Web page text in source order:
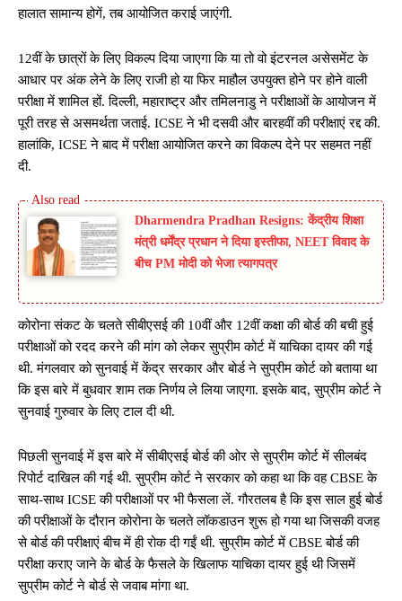
हालात सामान्य होगें, तब आयोजित कराई जाएंगी.
12वीं के छात्रों के लिए विकल्प दिया जाएगा कि या तो वो इंटरनल असेसमेंट के
आधार पर अंक लेने के लिए राजी हो या फिर माहौल उपयुक्त होने पर होने वाली
परीक्षा में शामिल होंं. दिल्ली, महाराष्ट्र और तमिलनाडु ने परीक्षाओं के आयोजन में
पूरी तरह से असमर्थता जताई. ICSE ने भी दसवी और बारहवीं की परीक्षाएं रद्द की.
हालांकि, ICSE ने बाद में परीक्षा आयोजित करने का विकल्प देने पर सहमत नहीं
दी.
Dharmendra Pradhan Resigns: केंद्रीय शिक्षा
मंत्री धर्मेंद्र प्रधान ने दिया इस्तीफा, NEET विवाद के
बीच PM मोदी को भेजा त्यागपत्र
कोरोना संकट के चलते सीबीएसई की 10वीं और 12वीं कक्षा की बोर्ड की बची हुई
परीक्षाओं को रदद करने की मांग को लेकर सुप्रीम कोर्ट में याचिका दायर की गई
थी. मंगलवार को सुनवाई में केंद्र सरकार और बोर्ड ने सुप्रीम कोर्ट को बताया था
कि इस बारे में बुधवार शाम तक निर्णय ले लिया जाएगा. इसके बाद, सुप्रीम कोर्ट ने
सुनवाई गुरुवार के लिए टाल दी थी.
पिछली सुनवाई में इस बारे में सीबीएसई बोर्ड की ओर से सुप्रीम कोर्ट में सीलबंद
रिपोर्ट दाखिल की गई थी. सुप्रीम कोर्ट ने सरकार को कहा था कि वह CBSE के
साथ-साथ ICSE की परीक्षाओं पर भी फैसला लें. गौरतलब है कि इस साल हुई बोर्ड
की परीक्षाओं के दौरान कोरोना के चलते लॉकडाउन शुरू हो गया था जिसकी वजह
से बोर्ड की परीक्षाएं बीच में ही रोक दी गईं थी. सुप्रीम कोर्ट में CBSE बोर्ड की
परीक्षा कराए जाने के बोर्ड के फैसले के खिलाफ याचिका दायर हुई थी जिसमें
सुप्रीम कोर्ट ने बोर्ड से जवाब मांगा था.